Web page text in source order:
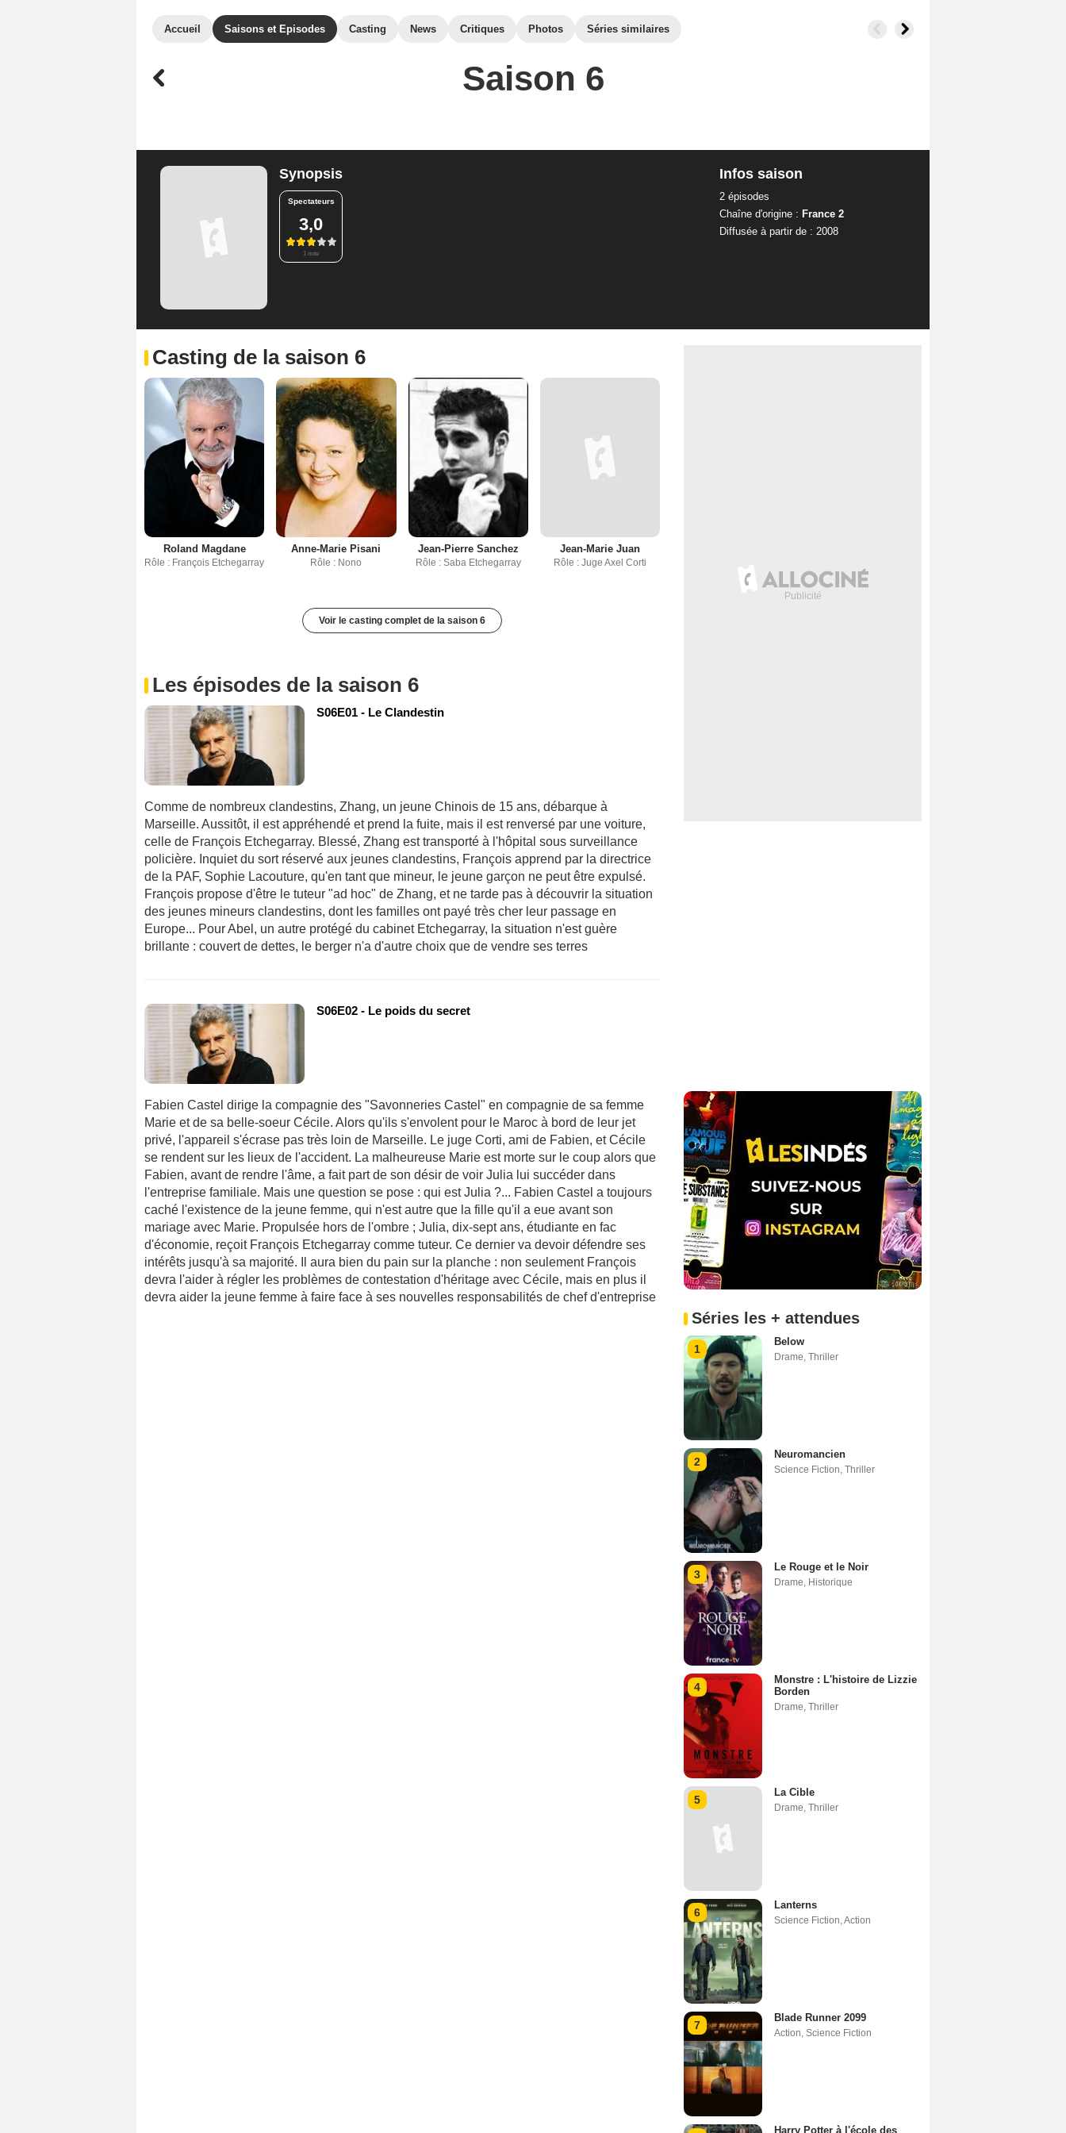
Accueil Saisons et Episodes Casting News Critiques Photos Séries similaires
Saison 6
Synopsis
Spectateurs
3,0
1 note
Infos saison
2 épisodes
Chaîne d'origine : France 2
Diffusée à partir de : 2008
Casting de la saison 6
Roland Magdane
Rôle : François Etchegarray
Anne-Marie Pisani
Rôle : Nono
Jean-Pierre Sanchez
Rôle : Saba Etchegarray
Jean-Marie Juan
Rôle : Juge Axel Corti
Voir le casting complet de la saison 6
Les épisodes de la saison 6
S06E01 - Le Clandestin
Comme de nombreux clandestins, Zhang, un jeune Chinois de 15 ans, débarque à
Marseille. Aussitôt, il est appréhendé et prend la fuite, mais il est renversé par une voiture,
celle de François Etchegarray. Blessé, Zhang est transporté à l'hôpital sous surveillance
policière. Inquiet du sort réservé aux jeunes clandestins, François apprend par la directrice
de la PAF, Sophie Lacouture, qu'en tant que mineur, le jeune garçon ne peut être expulsé.
François propose d'être le tuteur "ad hoc" de Zhang, et ne tarde pas à découvrir la situation
des jeunes mineurs clandestins, dont les familles ont payé très cher leur passage en
Europe... Pour Abel, un autre protégé du cabinet Etchegarray, la situation n'est guère
brillante : couvert de dettes, le berger n'a d'autre choix que de vendre ses terres
S06E02 - Le poids du secret
Fabien Castel dirige la compagnie des "Savonneries Castel" en compagnie de sa femme
Marie et de sa belle-soeur Cécile. Alors qu'ils s'envolent pour le Maroc à bord de leur jet
privé, l'appareil s'écrase pas très loin de Marseille. Le juge Corti, ami de Fabien, et Cécile
se rendent sur les lieux de l'accident. La malheureuse Marie est morte sur le coup alors que
Fabien, avant de rendre l'âme, a fait part de son désir de voir Julia lui succéder dans
l'entreprise familiale. Mais une question se pose : qui est Julia ?... Fabien Castel a toujours
caché l'existence de la jeune femme, qui n'est autre que la fille qu'il a eue avant son
mariage avec Marie. Propulsée hors de l'ombre ; Julia, dix-sept ans, étudiante en fac
d'économie, reçoit François Etchegarray comme tuteur. Ce dernier va devoir défendre ses
intérêts jusqu'à sa majorité. Il aura bien du pain sur la planche : non seulement François
devra l'aider à régler les problèmes de contestation d'héritage avec Cécile, mais en plus il
devra aider la jeune femme à faire face à ses nouvelles responsabilités de chef d'entreprise
Séries les + attendues
1
Below
Drame Thriller
2
Neuromancien
Science Fiction Thriller
3
Le Rouge et le Noir
Drame Historique
4
Monstre : L'histoire de Lizzie
Borden
Drame Thriller
5
La Cible
Drame Thriller
6
Lanterns
Science Fiction Action
7
Blade Runner 2099
Action Science Fiction
Harry Potter à l'école des